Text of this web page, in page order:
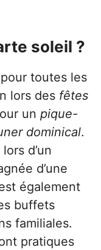
soleil ?
toutes les
lors des fêtes
un pique-
dominical.
d’un
d’une
également
buffets
familiales.
pratiques